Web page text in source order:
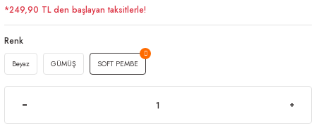
Mikrofiber Bezler
Kovalar
*249,90 TL den başlayan taksitlerle!
Renk
Beyaz GÜMÜŞ SOFT PEMBE